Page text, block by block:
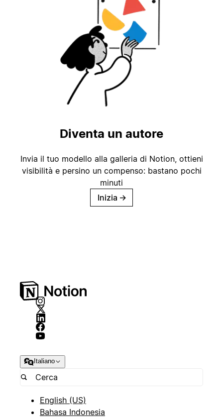
Diventa un autore
Invia il tuo modello alla galleria di Notion, ottieni
visibilità e persino un compenso: bastano pochi
minuti
Inizia →
Italiano
English (US)
Bahasa Indonesia